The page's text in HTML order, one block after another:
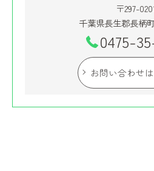
〒297-
千葉県長生郡長柄
0475-
お問い合わせ